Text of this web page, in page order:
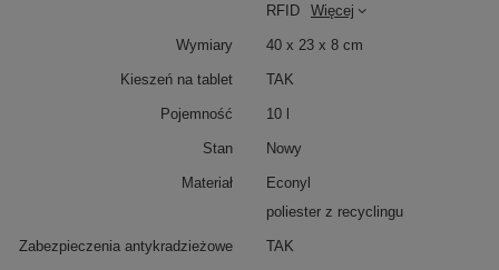
RFID
Więcej
Wymiary 40 x 23 x 8 cm
Kieszeń na tablet TAK
Pojemność 10 l
Stan Nowy
Materiał
Econyl
poliester z recyclingu
Zabezpieczenia antykradzieżowe TAK